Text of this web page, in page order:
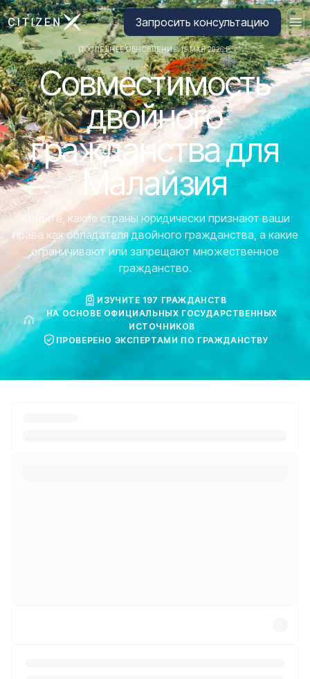
Перейти на главную страницу CitizenX
Запросить консультацию
ПОСЛЕДНЕЕ ОБНОВЛЕНИЕ: 19 МАЯ 2026 Г.
Совместимость
двойного
гражданства для
Малайзия
Узнайте, какие страны юридически признают ваши
права как обладателя двойного гражданства, а какие
ограничивают или запрещают множественное
гражданство.
ИЗУЧИТЕ 197 ГРАЖДАНСТВ
НА ОСНОВЕ ОФИЦИАЛЬНЫХ ГОСУДАРСТВЕННЫХ
ИСТОЧНИКОВ
ПРОВЕРЕНО ЭКСПЕРТАМИ ПО ГРАЖДАНСТВУ